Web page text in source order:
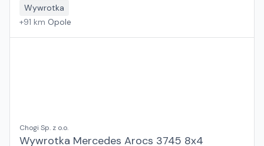
Wywrotka
+91 km Opole
Chogi Sp. z o.o.
Wywrotka Mercedes Arocs 3745 8x4